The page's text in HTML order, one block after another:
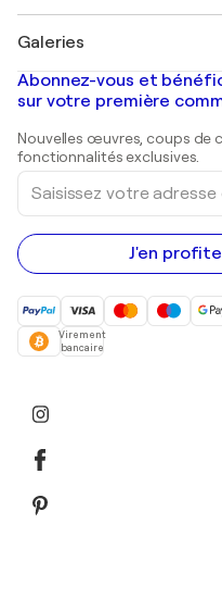
Banksy
Mr. Brainwash
Shepard Fairey
Tableaux abstraits à
Peintures de paysage
Estampes
Peintures acryliques
Galeries
Galeries d'art en France
Galeries d'art en Belgique
Abonnez-vous et
sur votre première
Nouvelles œuvres, coups de
fonctionnalités exclusives.
Saisissez
votre
adresse
e-
mail
J'en
Virement
bancaire